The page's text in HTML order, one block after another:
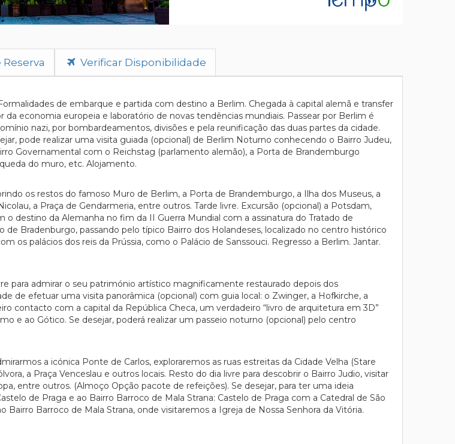
Verificar Disponibilidade
de embarque e partida com destino a Berlim. Chegada à capital alemã e transfer
economia europeia e laboratório de novas tendências mundiais. Passear por Berlim é
nazi, por bombardeamentos, divisões e pela reunificação das duas partes da cidade.
pode realizar uma visita guiada (opcional) de Berlim Noturno conhecendo o Bairro Judeu,
Governamental com o Reichstag (parlamento alemão), a Porta de Brandemburgo
do muro, etc. Alojamento.
os restos do famoso Muro de Berlim, a Porta de Brandemburgo, a Ilha dos Museus, a
a Praça de Gendarmeria, entre outros. Tarde livre. Excursão (opcional) a Potsdam,
o destino da Alemanha no fim da II Guerra Mundial com a assinatura do Tratado de
Bradenburgo, passando pelo típico Bairro dos Holandeses, localizado no centro histórico
os palácios dos reis da Prússia, como o Palácio de Sanssouci. Regresso a Berlim. Jantar.
para admirar o seu património artístico magnificamente restaurado depois dos
de efetuar uma visita panorâmica (opcional) com guia local: o Zwinger, a Hofkirche, a
contacto com a capital da República Checa, um verdadeiro “livro de arquitetura em 3D”
e ao Gótico. Se desejar, poderá realizar um passeio noturno (opcional) pelo centro
a icónica Ponte de Carlos, exploraremos as ruas estreitas da Cidade Velha (Stare
a Praça Venceslau e outros locais. Resto do dia livre para descobrir o Bairro Judio, visitar
entre outros. (Almoço Opção pacote de refeições). Se desejar, para ter uma ideia
de Praga e ao Bairro Barroco de Mala Strana: Castelo de Praga com a Catedral de São
Barroco de Mala Strana, onde visitaremos a Igreja de Nossa Senhora da Vitória.